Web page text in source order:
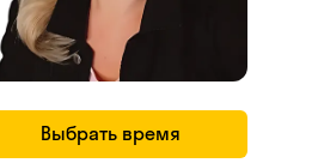
Выбрать время